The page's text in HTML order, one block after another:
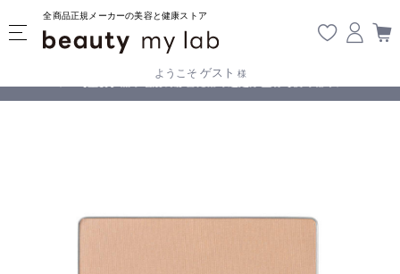
全商品正規メーカーの美容と健康ストア
ようこそ ゲスト 様
【重要】熊本地震の影響により遅延が生じております